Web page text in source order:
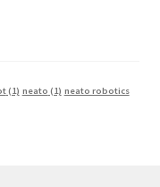
(1) neato (1) neato robotics